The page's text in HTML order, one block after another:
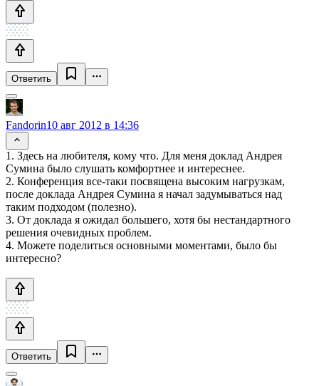
Ответить
Fandorin10 авг 2012 в 14:36
1. Здесь на любителя, кому что. Для меня доклад Андрея
Сумина было слушать комфортнее и интереснее.
2. Конференция все-таки посвящена высоким нагрузкам,
после доклада Андрея Сумина я начал задумываться над
таким подходом (полезно).
3. От доклада я ожидал большего, хотя бы нестандартного
решения очевидных проблем.
4. Можете поделиться основными моментами, было бы
интересно?
Ответить